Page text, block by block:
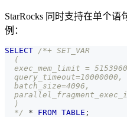
StarRocks 同时支持在单个
例：
SELECT /*+ SET_VAR
  (
exec_mem_limit =
  query_timeout=10000000,
  batch_size=4096,
  )
  */
* FROM TABLE ;